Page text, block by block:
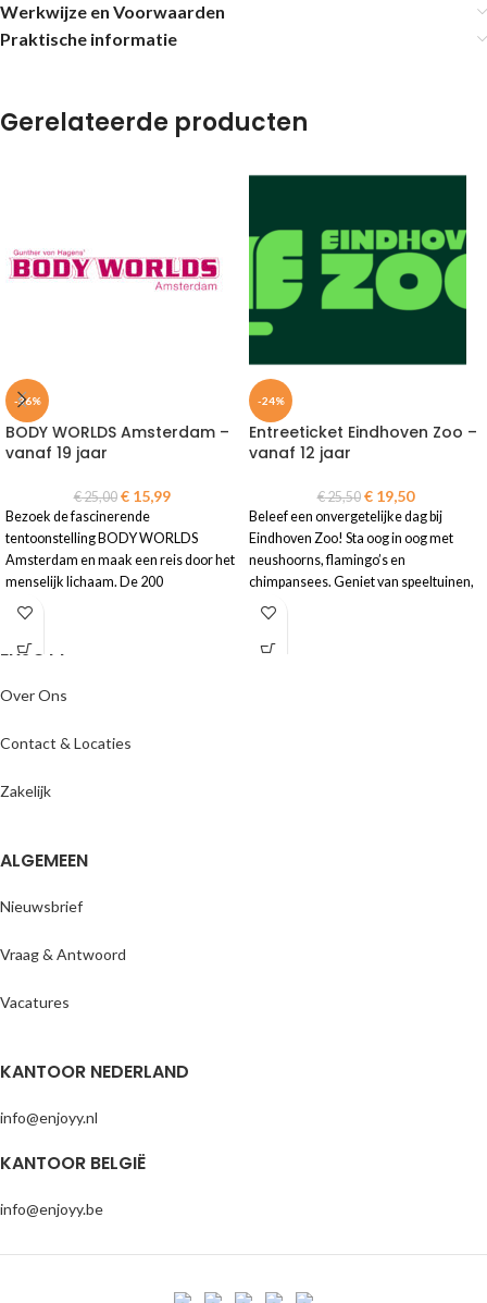
Werkwijze en Voorwaarden
Praktische informatie
Gerelateerde producten
-36%
BODY WORLDS Amsterdam –
vanaf 19 jaar
€25,00 €15,99
Bezoek de fascinerende
tentoonstelling BODY WORLDS
Amsterdam en maak een reis door het
menselijk lichaam. De 200
anatomische exemplaren tonen de
• E-ticket is geldig t/m 31-03-2026
Meer informatie staat op de ticket
jaar
-24%
Entreeticket Eindhoven Zoo –
vanaf 12 jaar
€25,50 €19,50
Beleef een onvergetelijke dag bij
Eindhoven Zoo! Sta oog in oog met
neushoorns, flamingo’s en
chimpansees. Geniet van speeltuinen,
shows en voorzieningen voor een
Let op!:
ENJOYY
Over Ons
Contact & Locaties
Zakelijk
ALGEMEEN
Nieuwsbrief
Vraag & Antwoord
Vacatures
KANTOOR NEDERLAND
info@enjoyy.nl
KANTOOR BELGIË
info@enjoyy.be